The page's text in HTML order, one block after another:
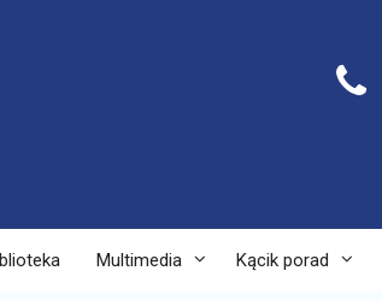
Multimedia Kącik porad